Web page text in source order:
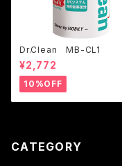
Dr.Clean MB-CL1
¥2,772
10%OFF
CATEGORY